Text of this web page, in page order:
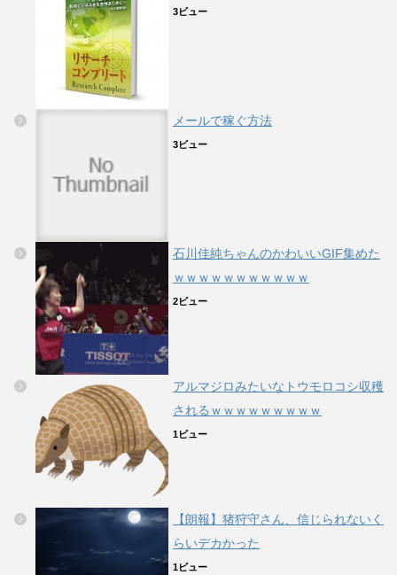
3ビュー
メールで稼ぐ方法
3ビュー
石川佳純ちゃんのかわいいGIF集めた
ｗｗｗｗｗｗｗｗｗｗｗ
2ビュー
アルマジロみたいなトウモロコシ収穫
されるｗｗｗｗｗｗｗｗｗ
1ビュー
【朗報】猪狩守さん、信じられないく
らいデカかった
1ビュー